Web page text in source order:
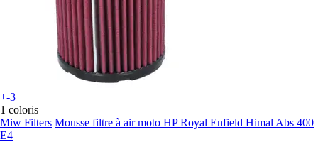
+-3
1 coloris
Miw Filters Mousse filtre à air moto HP Royal Enfield Himal Abs 400
E4